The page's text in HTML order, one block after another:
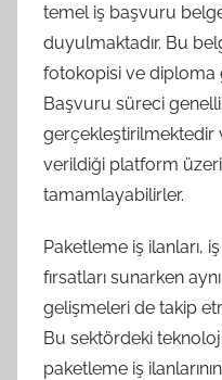
temel iş başvuru
duyulmaktadır. Bu
fotokopisi ve diploma
Başvuru süreci
gerçekleştirilmektedir
verildiği platform
tamamlayabilirler.
Paketleme iş ilanları,
fırsatları sunarken
gelişmeleri de takip
Bu sektördeki
paketleme iş ilanlarının